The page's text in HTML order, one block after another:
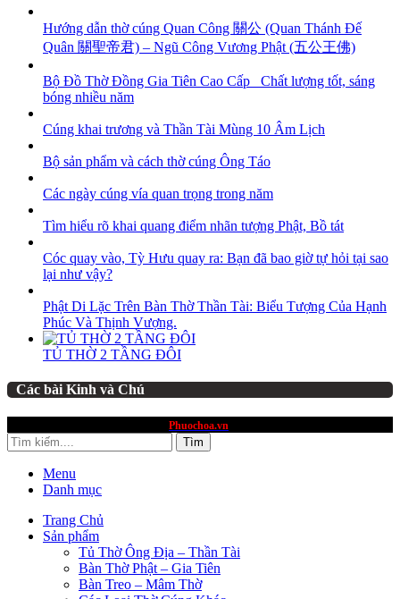
Hướng dẫn thờ cúng Quan Công 關公 (Quan Thánh Đế
Quân 關聖帝君) – Ngũ Công Vương Phật (五公王佛)
Bộ Đồ Thờ Đồng Gia Tiên Cao Cấp_ Chất lượng tốt, sáng
bóng nhiều năm
Cúng khai trương và Thần Tài Mùng 10 Âm Lịch
Bộ sản phẩm và cách thờ cúng Ông Táo
Các ngày cúng vía quan trọng trong năm
Tìm hiểu rõ khai quang điểm nhãn tượng Phật, Bồ tát
Cóc quay vào, Tỳ Hưu quay ra: Bạn đã bao giờ tự hỏi tại sao
lại như vậy?
Phật Di Lặc Trên Bàn Thờ Thần Tài: Biểu Tượng Của Hạnh
Phúc Và Thịnh Vượng.
TỦ THỜ 2 TẦNG ĐÔI
Các bài Kinh và Chú
Phuochoa.vn
Tìm
Menu
Danh mục
Trang Chủ
Sản phẩm
Tủ Thờ Ông Địa – Thần Tài
Bàn Thờ Phật – Gia Tiên
Bàn Treo – Mâm Thờ